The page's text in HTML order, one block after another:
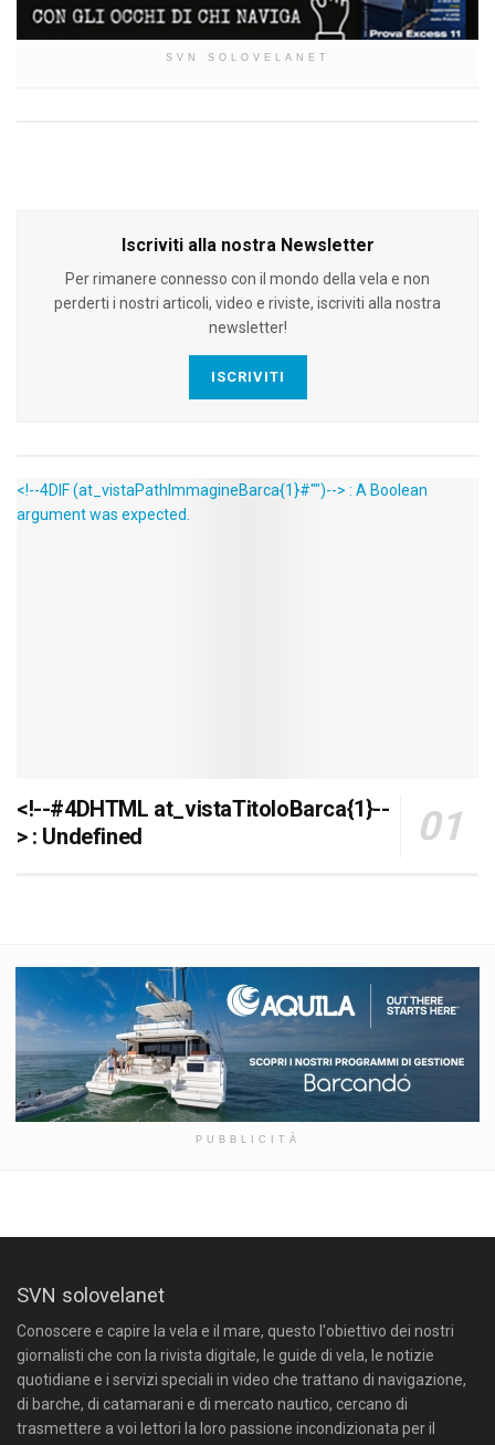
SVN SOLOVELANET
Iscriviti alla nostra Newsletter
Per rimanere connesso con il mondo della vela e non
perderti i nostri articoli, video e riviste, iscriviti alla nostra
newsletter!
ISCRIVITI
<!--4DIF (at_vistaPathImmagineBarca{1}#"")--> : A Boolean
argument was expected.
<!--#4DHTML at_vistaTitoloBarca{1}--
> : Undefined
PUBBLICITÀ
SVN solovelanet
Conoscere e capire la vela e il mare, questo l'obiettivo dei nostri
giornalisti che con la rivista digitale, le guide di vela, le notizie
quotidiane e i servizi speciali in video che trattano di navigazione,
di barche, di catamarani e di mercato nautico, cercano di
trasmettere a voi lettori la loro passione incondizionata per il